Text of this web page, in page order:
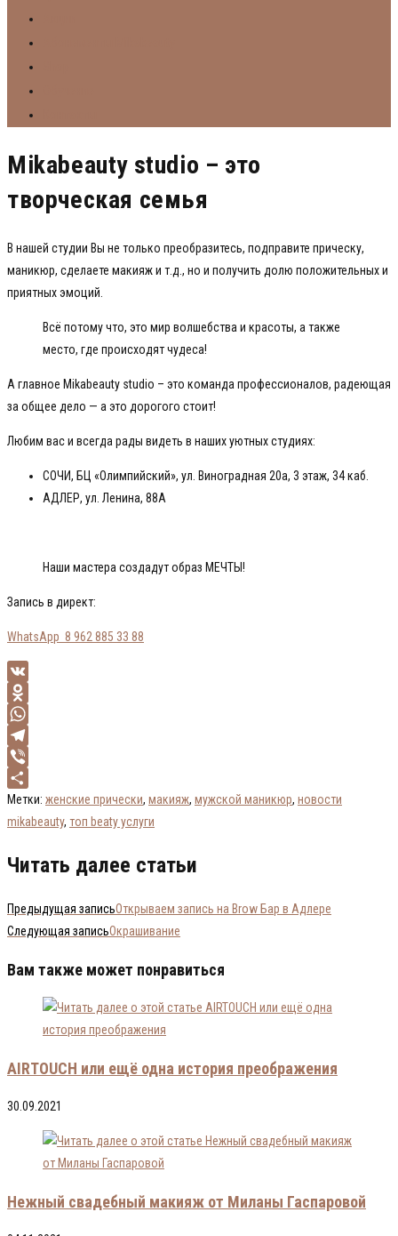
Mikabeauty studio – это
творческая семья
В нашей студии Вы не только преобразитесь, подправите прическу,
маникюр, сделаете макияж и т.д., но и получить долю положительных и
приятных эмоций.
Всё потому что, это мир волшебства и красоты, а также
место, где происходят чудеса!
А главное Mikabeauty studio – это команда профессионалов, радеющая
за общее дело — а это дорогого стоит!
Любим вас и всегда рады видеть в наших уютных студиях:
СОЧИ, БЦ «Олимпийский», ул. Виноградная 20а, 3 этаж, 34 каб.
АДЛЕР, ул. Ленина, 88А
Наши мастера создадут образ МЕЧТЫ!
Запись в директ:
WhatsApp 8 962 885 33 88
VK
Odnoklassniki
WhatsApp
Telegram
Viber
Отправить
Метки: женские прически, макияж, мужской маникюр, новости
mikabeauty, топ beaty услуги
Читать далее статьи
Предыдущая записьОткрываем запись на Brow Бар в Адлере
Следующая записьОкрашивание
Вам также может понравиться
AIRTOUCH или ещё одна история преображения
30.09.2021
Нежный свадебный макияж от Миланы Гаспаровой